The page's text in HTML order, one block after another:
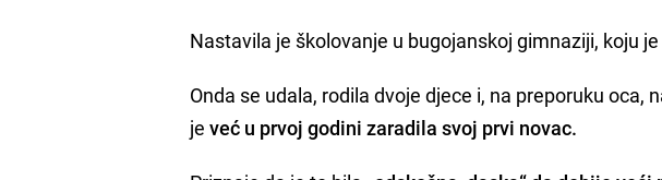
Nastavila je školovanje u bugojanskoj gimnaziji, koju
Onda se udala, rodila dvoje djece i, na preporuku oca,
jeveć u prvoj godini zaradila svoj prvi novac.